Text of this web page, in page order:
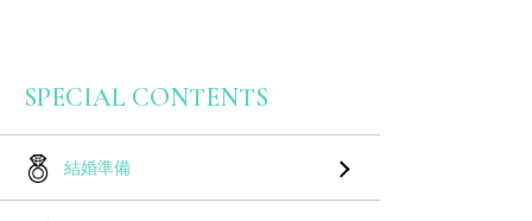
SPECIAL CONTENTS
結婚準備